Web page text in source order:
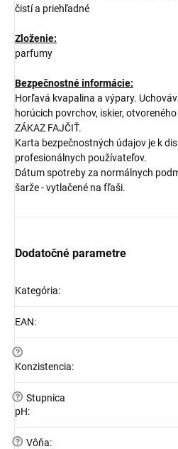
čistí a priehľadné
Zloženie:
parfumy
Bezpečnostné informácie:
Horľavá kvapalina a výpary.
horúcich povrchov, iskier,
ZÁKAZ FAJČIŤ.
Karta bezpečnostných údajov je k
profesionálnych používateľov.
Dátum spotreby za normálnych
šarže - vytlačené na fľaši.
Dodatočné parametre
Kategória:
EAN:
?
Konzistencia:
? Stupnica
pH:
? Vôňa: